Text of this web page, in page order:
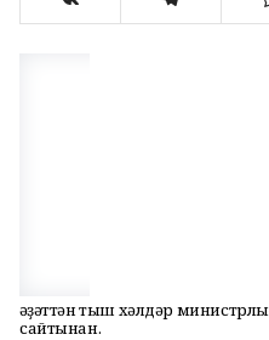
Ғәҙәттән тыш хәлдәр
сайтынан.